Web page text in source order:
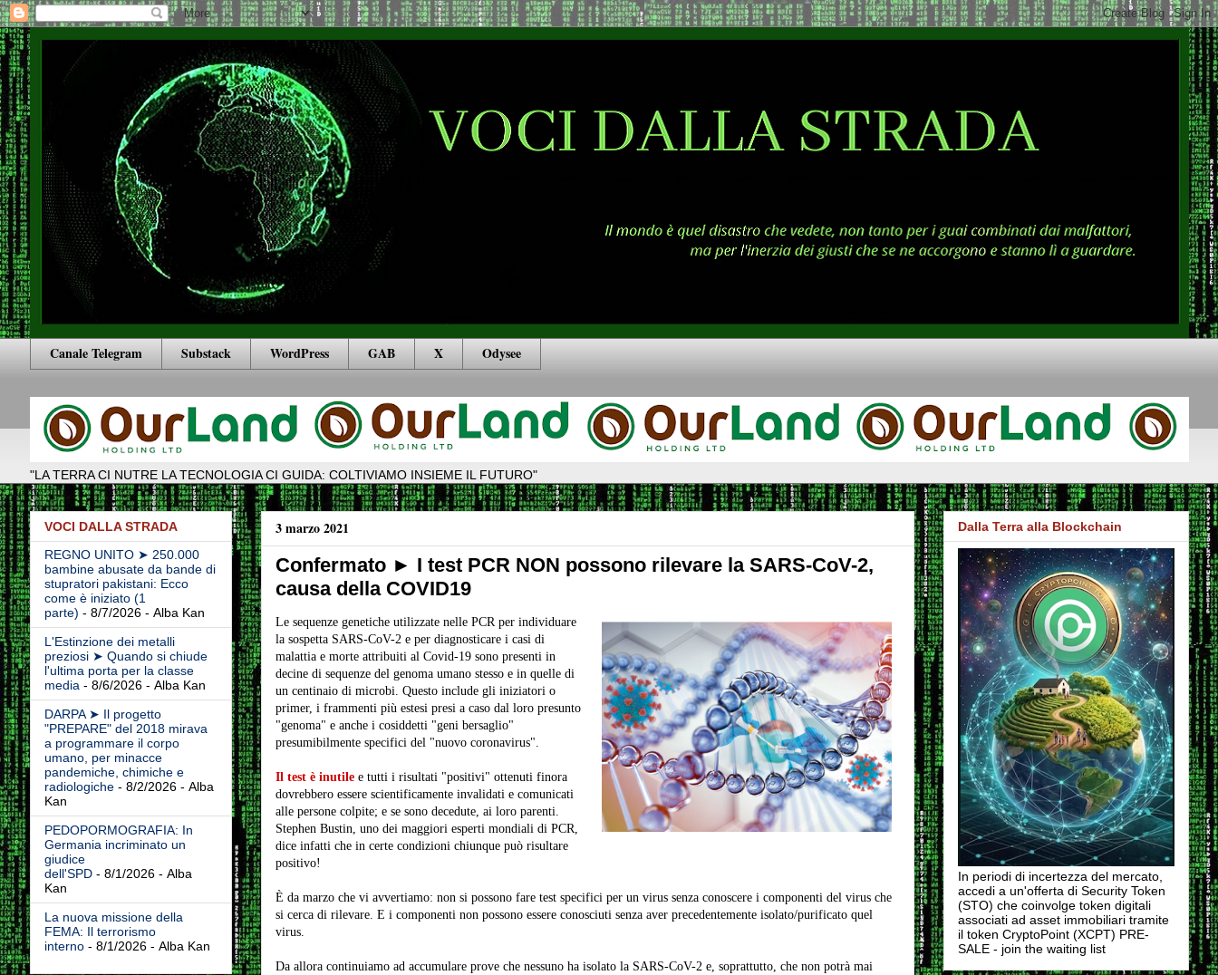
Canale Telegram Substack WordPress GAB X Odysee
"LA TERRA CI NUTRE LA TECNOLOGIA CI GUIDA: COLTIVIAMO INSIEME IL FUTURO"
3 marzo 2021
Confermato ► I test PCR NON possono rilevare la SARS-CoV-2,
causa della COVID19
Le sequenze genetiche utilizzate nelle PCR per individuare
la sospetta SARS-CoV-2 e per diagnosticare i casi di
malattia e morte attribuiti al Covid-19 sono presenti in
decine di sequenze del genoma umano stesso e in quelle di
un centinaio di microbi. Questo include gli iniziatori o
primer, i frammenti più estesi presi a caso dal loro presunto
"genoma" e anche i cosiddetti "geni bersaglio"
presumibilmente specifici del "nuovo coronavirus".
Il test è inutile e tutti i risultati "positivi" ottenuti finora
dovrebbero essere scientificamente invalidati e comunicati
alle persone colpite; e se sono decedute, ai loro parenti.
Stephen Bustin, uno dei maggiori esperti mondiali di PCR,
dice infatti che in certe condizioni chiunque può risultare
positivo!
È da marzo che vi avvertiamo: non si possono fare test specifici per un virus senza conoscere i componenti del virus che
si cerca di rilevare. E i componenti non possono essere conosciuti senza aver precedentemente isolato/purificato quel
virus.
Da allora continuiamo ad accumulare prove che nessuno ha isolato la SARS-CoV-2 e, soprattutto, che non potrà mai
VOCI DALLA STRADA
REGNO UNITO ➤ 250.000
bambine abusate da bande di
stupratori pakistani: Ecco
come è iniziato (1
parte) - 8/7/2026- Alba Kan
L'Estinzione dei metalli
preziosi ➤ Quando si chiude
l'ultima porta per la classe
media - 8/6/2026- Alba Kan
DARPA ➤ Il progetto
"PREPARE" del 2018 mirava
a programmare il corpo
umano, per minacce
pandemiche, chimiche e
radiologiche- 8/2/2026- Alba
Kan
PEDOPORMOGRAFIA: In
Germania incriminato un
giudice
dell'SPD- 8/1/2026- Alba
Kan
La nuova missione della
FEMA: Il terrorismo
interno- 8/1/2026- Alba Kan
Dalla Terra alla Blockchain
In periodi di incertezza del mercato,
accedi a un'offerta di Security Token
(STO) che coinvolge token digitali
associati ad asset immobiliari tramite
il token CryptoPoint (XCPT) PRE-
SALE - join the waiting list